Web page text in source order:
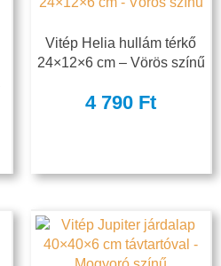
Vitép Helia hullám térkő
24×12×6 cm – Vörös színű
4 790 Ft